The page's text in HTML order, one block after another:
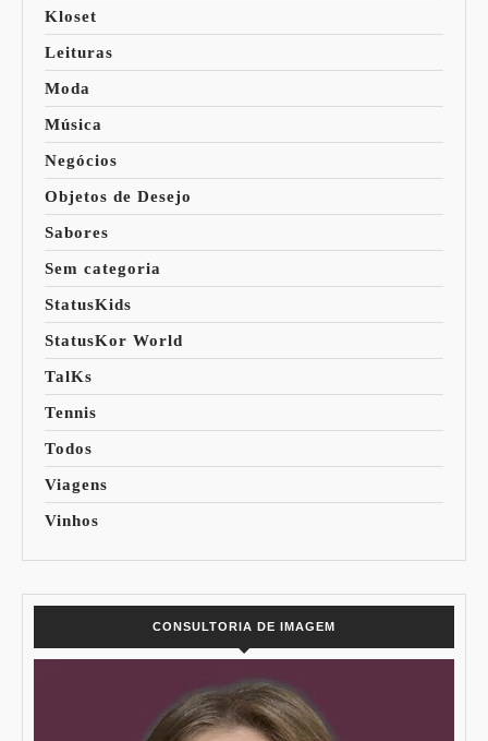
Kloset
Leituras
Moda
Música
Negócios
Objetos de Desejo
Sabores
Sem categoria
StatusKids
StatusKor World
TalKs
Tennis
Todos
Viagens
Vinhos
CONSULTORIA DE IMAGEM